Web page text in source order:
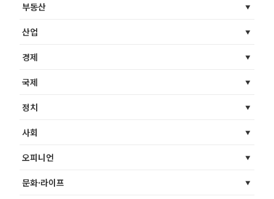
부동산
산업
경제
국제
정치
사회
오피니언
문화·라이프